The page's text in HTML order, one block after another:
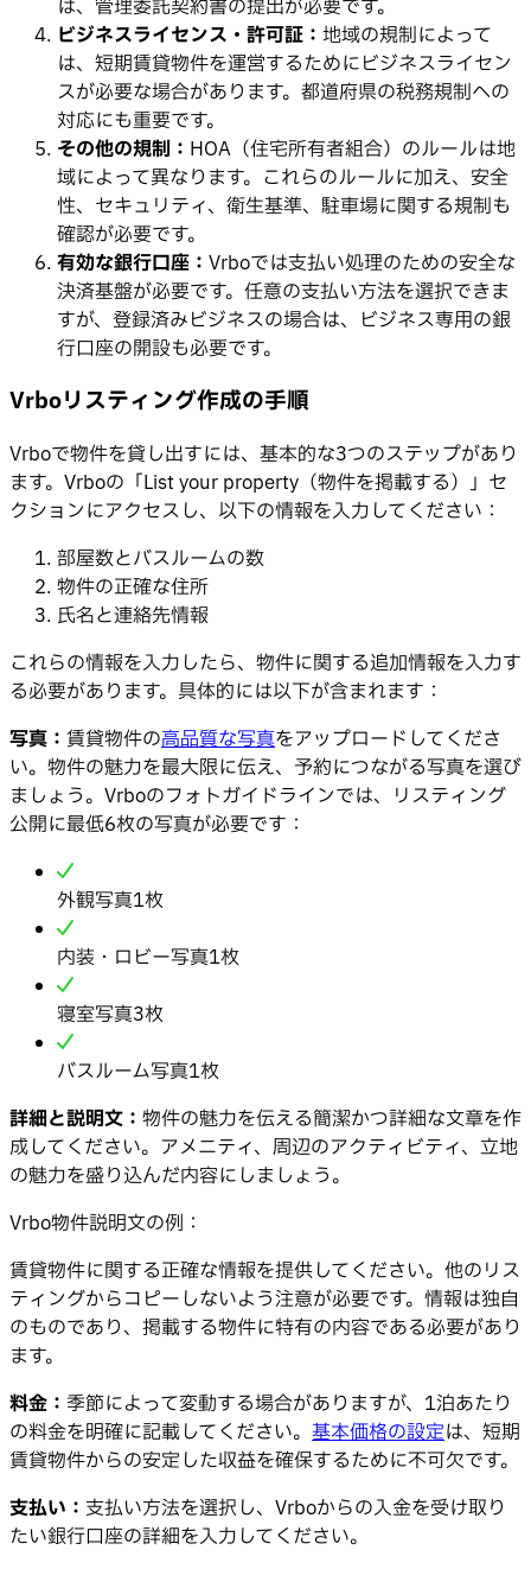
は、管理委託契約書の提出が必要です。
ビジネスライセンス・許可証： 地域の規制によって
は、短期賃貸物件を運営するためにビジネスライセン
スが必要な場合があります。都道府県の税務規制への
対応にも重要です。
その他の規制： HOA（住宅所有者組合）のルールは地
域によって異なります。これらのルールに加え、安全
性、セキュリティ、衛生基準、駐車場に関する規制も
確認が必要です。
有効な銀行口座： Vrboでは支払い処理のための安全な
決済基盤が必要です。任意の支払い方法を選択できま
すが、登録済みビジネスの場合は、ビジネス専用の銀
行口座の開設も必要です。
Vrboリスティング作成の手順
Vrboで物件を貸し出すには、基本的な3つのステップがあり
ます。Vrboの「List your property（物件を掲載する）」セ
クションにアクセスし、以下の情報を入力してください：
部屋数とバスルームの数
物件の正確な住所
氏名と連絡先情報
これらの情報を入力したら、物件に関する追加情報を入力す
る必要があります。具体的には以下が含まれます：
写真： 賃貸物件の高品質な写真をアップロードしてくださ
い。物件の魅力を最大限に伝え、予約につながる写真を選び
ましょう。Vrboのフォトガイドラインでは、リスティング
公開に最低6枚の写真が必要です：
外観写真1枚
内装・ロビー写真1枚
寝室写真3枚
バスルーム写真1枚
詳細と説明文： 物件の魅力を伝える簡潔かつ詳細な文章を作
成してください。アメニティ、周辺のアクティビティ、立地
の魅力を盛り込んだ内容にしましょう。
Vrbo物件説明文の例：
賃貸物件に関する正確な情報を提供してください。他のリス
ティングからコピーしないよう注意が必要です。情報は独自
のものであり、掲載する物件に特有の内容である必要があり
ます。
料金： 季節によって変動する場合がありますが、1泊あたり
の料金を明確に記載してください。 基本価格の設定は、短期
賃貸物件からの安定した収益を確保するために不可欠です。
支払い： 支払い方法を選択し、Vrboからの入金を受け取り
たい銀行口座の詳細を入力してください。